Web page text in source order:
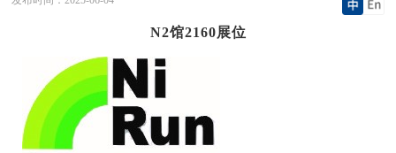
N2馆2160展位